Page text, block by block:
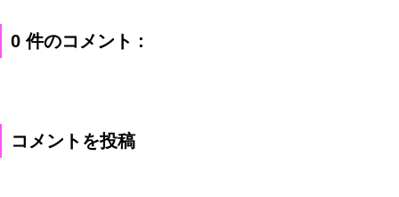
0 件のコメント :
コメントを投稿